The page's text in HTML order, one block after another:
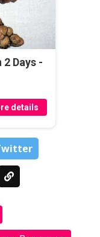
Days -
details